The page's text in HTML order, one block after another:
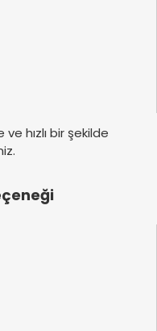
hızlı bir şekilde